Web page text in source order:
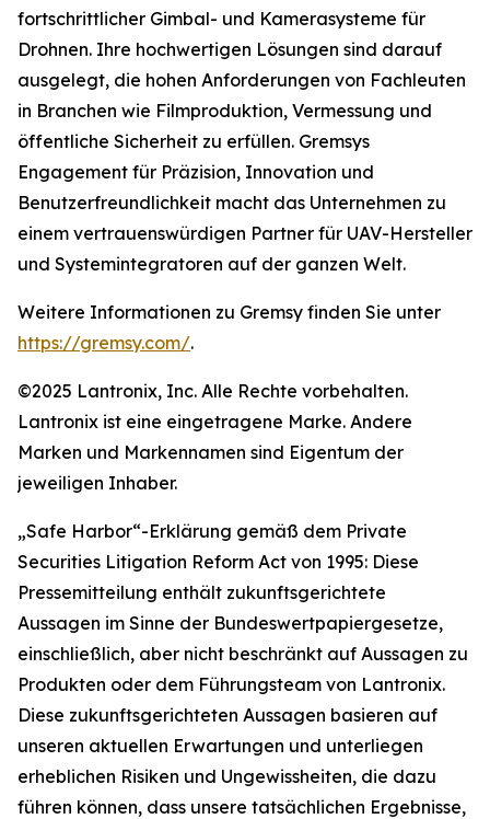
fortschrittlicher Gimbal- und Kamerasysteme für
Drohnen. Ihre hochwertigen Lösungen sind darauf
ausgelegt, die hohen Anforderungen von Fachleuten
in Branchen wie Filmproduktion, Vermessung und
öffentliche Sicherheit zu erfüllen. Gremsys
Engagement für Präzision, Innovation und
Benutzerfreundlichkeit macht das Unternehmen zu
einem vertrauenswürdigen Partner für UAV-Hersteller
und Systemintegratoren auf der ganzen Welt.
Weitere Informationen zu Gremsy finden Sie unter
https://gremsy.com/.
©2025 Lantronix, Inc. Alle Rechte vorbehalten.
Lantronix ist eine eingetragene Marke. Andere
Marken und Markennamen sind Eigentum der
jeweiligen Inhaber.
„Safe Harbor“-Erklärung gemäß dem Private
Securities Litigation Reform Act von 1995: Diese
Pressemitteilung enthält zukunftsgerichtete
Aussagen im Sinne der Bundeswertpapiergesetze,
einschließlich, aber nicht beschränkt auf Aussagen zu
Produkten oder dem Führungsteam von Lantronix.
Diese zukunftsgerichteten Aussagen basieren auf
unseren aktuellen Erwartungen und unterliegen
erheblichen Risiken und Ungewissheiten, die dazu
führen können, dass unsere tatsächlichen Ergebnisse,